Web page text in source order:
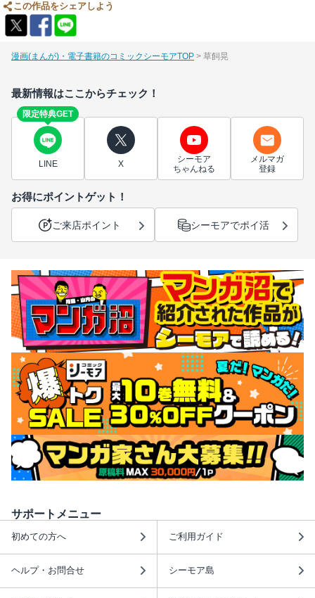
この作品をシェアしよう
漫画(まんが)・電子書籍のコミックシーモアTOP 草飼晃
最新情報はここからチェック！
限定特典GET
LINE X
シーモア
ちゃんねる
メルマガ
登録
お得にポイントゲット！
ご来店ポイント シーモアでポイ活
サポートメニュー
初めての方へ ご利用ガイド
ヘルプ・お問合せ シーモア島